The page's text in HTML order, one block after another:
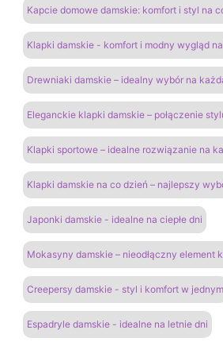
Kapcie domowe damskie: komfort i styl na
Klapki damskie - komfort i modny wygląd
Drewniaki damskie – idealny wybór na
Eleganckie klapki damskie – połączenie
Klapki sportowe – idealne rozwiązanie na
Klapki damskie na co dzień – najlepszy
Japonki damskie - idealne na ciepłe dni
Mokasyny damskie – nieodłączny element
Creepersy damskie - styl i komfort w jednym
Espadryle damskie - idealne na letnie dni